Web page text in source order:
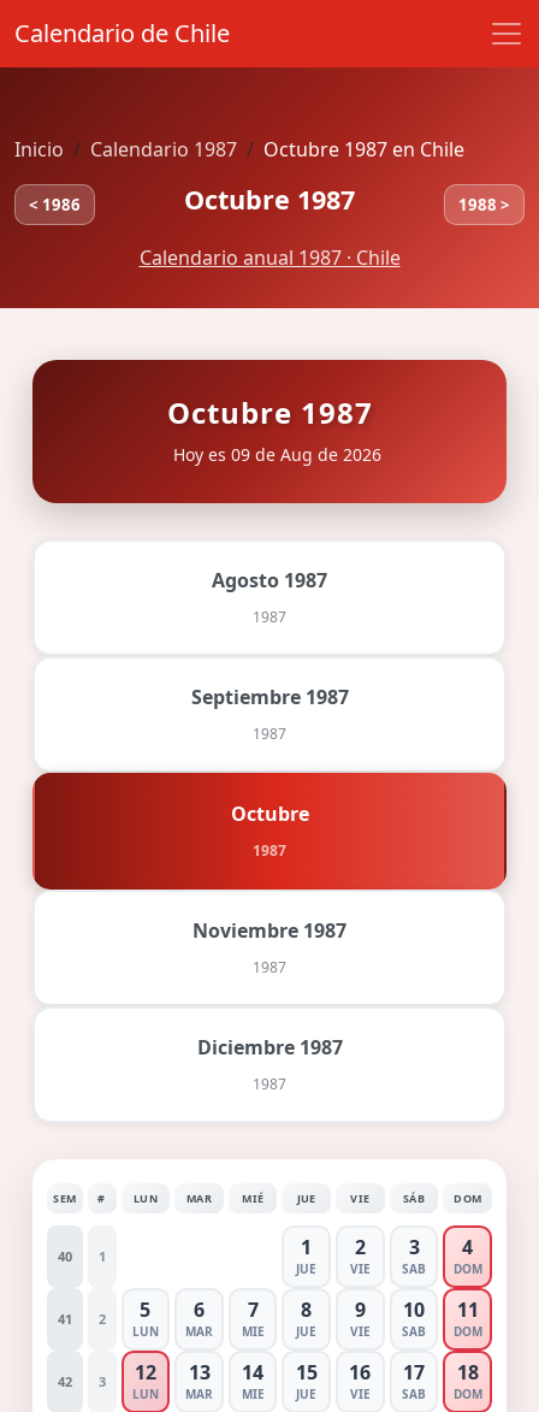
Calendario de Chile
Inicio Calendario 1987 Octubre 1987 en Chile
< 1986 Octubre 1987 1988 >
Calendario anual 1987 · Chile
Octubre 1987
Hoy es 09 de Aug de 2026
Agosto 1987
1987
Septiembre 1987
1987
Octubre
1987
Noviembre 1987
1987
Diciembre 1987
1987
SEM # LUN MAR MIÉ JUE VIE SÁB DOM
40 1 1
JUE
2
VIE
3
SAB
4
DOM
41 2 5
LUN
6
MAR
7
MIE
8
JUE
9
VIE
10
SAB
11
DOM
42 3 12
LUN
13
MAR
14
MIE
15
JUE
16
VIE
17
SAB
18
DOM